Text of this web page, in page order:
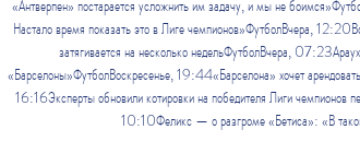
«Антверпен» постарается усложнить им задачу, и мы не
Настало время показать это в Лиге чемпионов»ФутболВчера,
затягивается на несколько недельФутболВчера,
«Барселоны»ФутболВоскресенье, 19:44«Барселона» хочет
16:16Эксперты обновили котировки на победителя Лиги чемпионов
10:10Феликс — о разгроме «Бетиса»: «В